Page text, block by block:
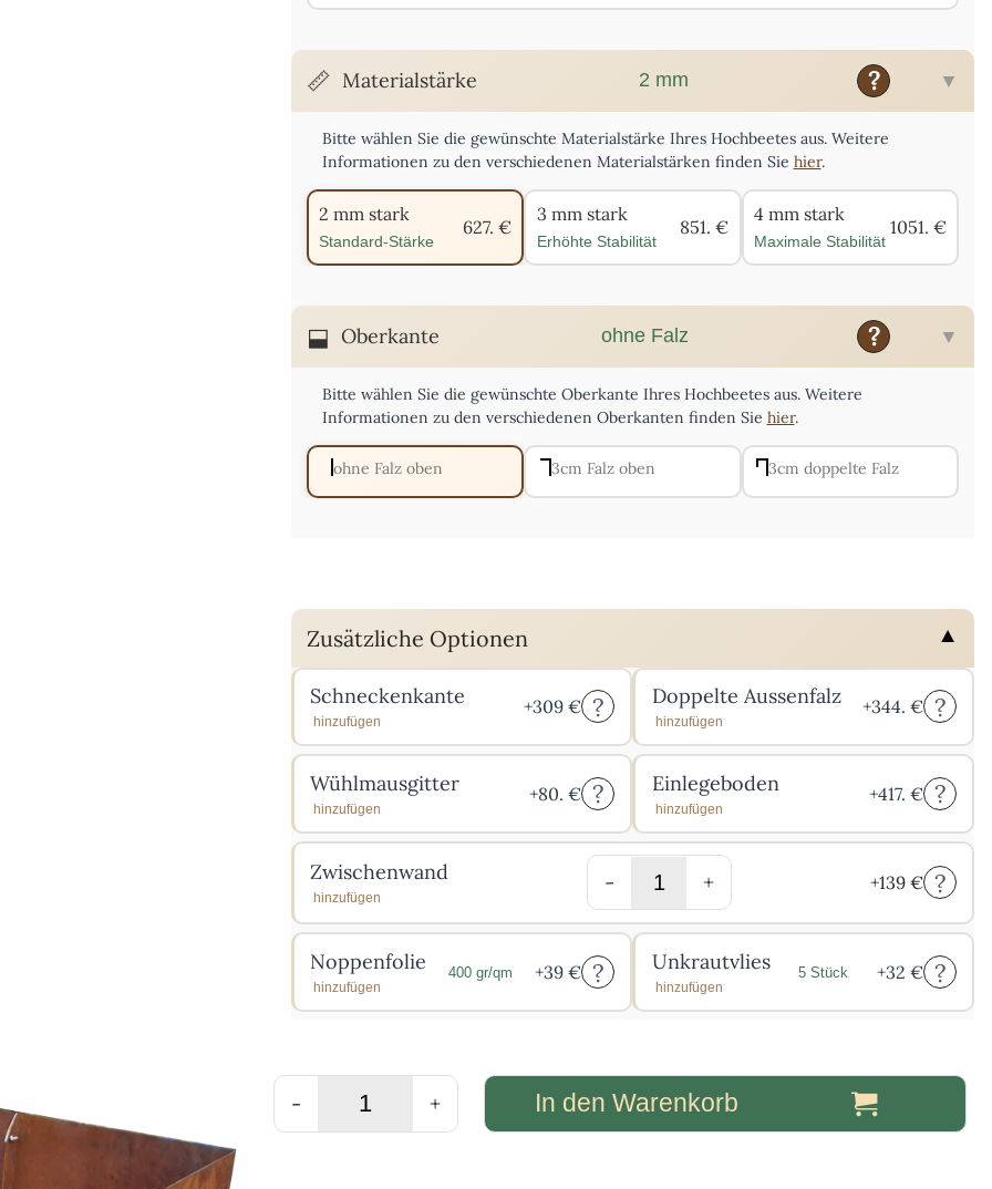
Materialstärke 2 mm ?
Bitte wählen Sie die gewünschte Materialstärke Ihres Hochbeetes aus. Weitere
Informationen zu den verschiedenen Materialstärken finden Sie hier.
2 mm stark
Standard-Stärke
627. €
3 mm stark
Erhöhte Stabilität
851. €
4 mm stark
Maximale Stabilität
1051. €
Oberkante ohne Falz ?
Bitte wählen Sie die gewünschte Oberkante Ihres Hochbeetes aus. Weitere
Informationen zu den verschiedenen Oberkanten finden Sie hier.
ohne Falz oben 3cm Falz oben 3cm doppelte Falz
Zusätzliche Optionen
Schneckenkante
hinzufügen
+309 € ? Doppelte Aussenfalz
hinzufügen
+344. € ?
Wühlmausgitter
hinzufügen
+80. € ? Einlegeboden
hinzufügen
+417. € ?
Zwischenwand
hinzufügen
- + +139 € ?
Noppenfolie
hinzufügen
400 gr/qm +39 € ? Unkrautvlies
hinzufügen
5 Stück +32 € ?
- + In den Warenkorb